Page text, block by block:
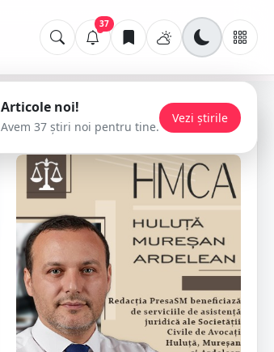
37
📢 Publicitate
Articole noi!
Avem 37 știri noi pentru tine.
Vezi știrile